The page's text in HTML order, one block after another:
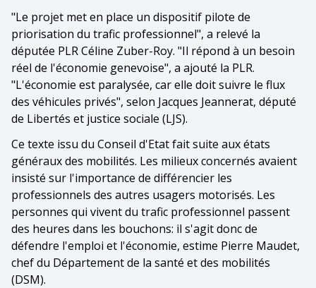
"Le projet met en place un dispositif pilote de
priorisation du trafic professionnel", a relevé la
députée PLR Céline Zuber-Roy. "Il répond à un besoin
réel de l'économie genevoise", a ajouté la PLR.
"L'économie est paralysée, car elle doit suivre le flux
des véhicules privés", selon Jacques Jeannerat, député
de Libertés et justice sociale (LJS).
Ce texte issu du Conseil d'Etat fait suite aux états
généraux des mobilités. Les milieux concernés avaient
insisté sur l'importance de différencier les
professionnels des autres usagers motorisés. Les
personnes qui vivent du trafic professionnel passent
des heures dans les bouchons: il s'agit donc de
défendre l'emploi et l'économie, estime Pierre Maudet,
chef du Département de la santé et des mobilités
(DSM).